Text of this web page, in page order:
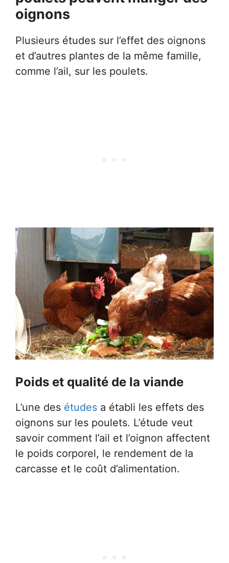
oignons
Plusieurs études sur l’effet des oignons
et d’autres plantes de la même famille,
comme l’ail, sur les poulets.
Poids et qualité de la viande
L’une des études a établi les effets des
oignons sur les poulets. L’étude veut
savoir comment l’ail et l’oignon affectent
le poids corporel, le rendement de la
carcasse et le coût d’alimentation.